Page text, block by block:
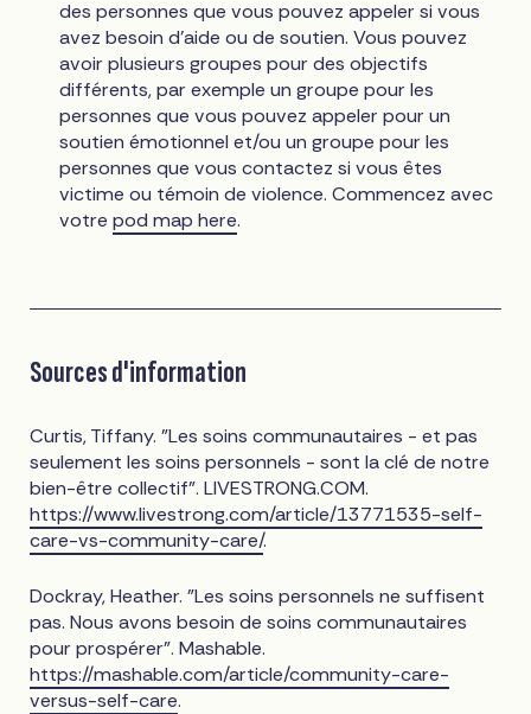
des personnes que vous pouvez appeler si vous
avez besoin d'aide ou de soutien. Vous pouvez
avoir plusieurs groupes pour des objectifs
différents, par exemple un groupe pour les
personnes que vous pouvez appeler pour un
soutien émotionnel et/ou un groupe pour les
personnes que vous contactez si vous êtes
victime ou témoin de violence. Commencez avec
votrepod map here.
Sources d'information
Curtis, Tiffany. "Les soins communautaires - et pas
seulement les soins personnels - sont la clé de notre
bien-être collectif". LIVESTRONG.COM.
https://www.livestrong.com/article/13771535-self-
care-vs-community-care/.
Dockray, Heather. "Les soins personnels ne suffisent
pas. Nous avons besoin de soins communautaires
pour prospérer". Mashable.
https://mashable.com/article/community-care-
versus-self-care.